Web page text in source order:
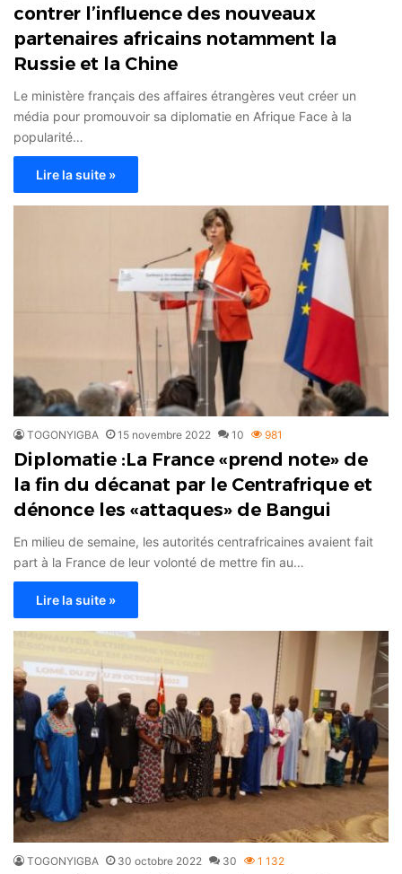
contrer l’influence des nouveaux
partenaires africains notamment la
Russie et la Chine
Le ministère français des affaires étrangères veut créer un
média pour promouvoir sa diplomatie en Afrique Face à la
popularité…
Lire la suite »
TOGONYIGBA 15 novembre 2022 10 981
Diplomatie :La France «prend note» de
la fin du décanat par le Centrafrique et
dénonce les «attaques» de Bangui
En milieu de semaine, les autorités centrafricaines avaient fait
part à la France de leur volonté de mettre fin au…
Lire la suite »
TOGONYIGBA 30 octobre 2022 30 1 132